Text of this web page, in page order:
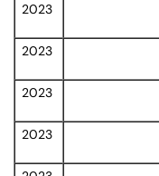
2023
2023
2023
2023